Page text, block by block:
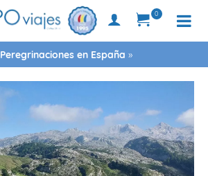
0
Peregrinaciones en España »